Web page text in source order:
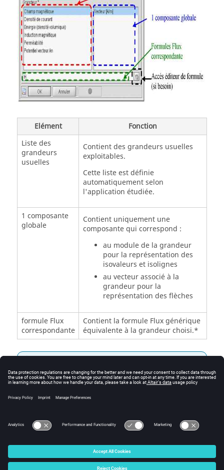
Elément
Fonction
Liste des
grandeurs
usuelles
Contient des grandeurs usuelles
exploitables.
Cette liste est définie
automatiquement selon
l'application étudiée.
1 composante
globale
Contient uniquement une
composante qui correspond :
au module de la grandeur
pour la représentation des
isovaleurs et isolignes
au vecteur associé à la
grandeur pour la
représentation des flèches
formule Flux
correspondante
Contient la formule Flux générique
équivalente à la grandeur choisi.*
* Si l'utilisateur veut composer sa propre
formule (ou si la grandeur qu'il souhaite ne
faire à partir de l'éditeur de formule accessible
© 2025 Altair Engineering, Inc. All Rights Reserved.
Intellectual Property Rights Notice|Technical Support